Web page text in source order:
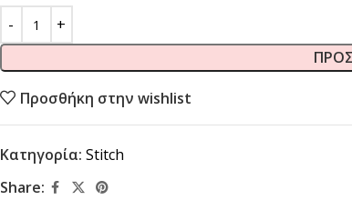
Προσθήκη στην wishlist
Κατηγορία: Stitch
Share: